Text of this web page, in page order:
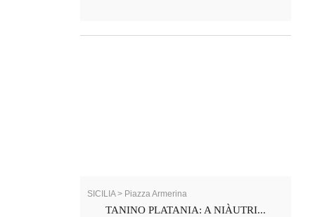
SICILIA > Piazza Armerina
TANINO PLATANIA: A NIÀUTRI...